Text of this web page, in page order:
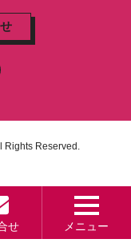
せ メニュー
Rights Reserved.